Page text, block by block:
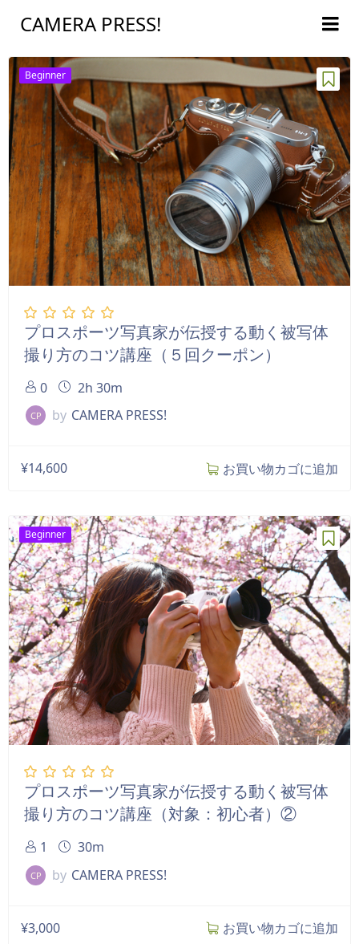
CAMERA PRESS!
Beginner
プロスポーツ写真家が伝授する動く被写体
撮り方のコツ講座（５回クーポン）
0 2h 30m
CP by CAMERA PRESS!
¥14,600 お買い物カゴに追加
Beginner
プロスポーツ写真家が伝授する動く被写体
撮り方のコツ講座（対象：初心者）②
1 30m
CP by CAMERA PRESS!
¥3,000 お買い物カゴに追加